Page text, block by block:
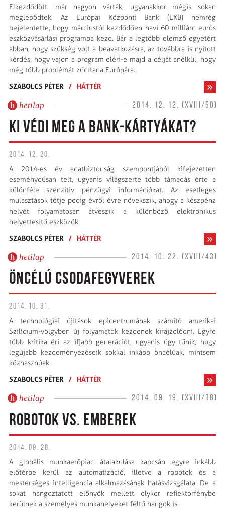
Elkezdődött: már nagyon várták, ugyanakkor mégis sokan
meglepődtek. Az Euró­pai Központi Bank (EKB) nemrég
bejelentette, hogy márciustól kezdődően havi 60 milliárd eurós
eszközvásárlási programba kezd. Bár a legtöbb elemző egyetért
abban, hogy szükség volt a beavatkozásra, az továbbra is nyitott
kérdés, hogy vajon a program eléri-e majd a célját anélkül, hogy
még több problémát zúdítana Európára.
SZABOLCS PÉTER
/ HÁTTÉR
hetilap 2014. 12. 12. (XVIII/50)
KI VÉDI MEG A BANK-KÁRTYÁKAT?
2014. 12. 20.
A 2014-es év adatbiztonság szempontjából kifejezetten
eseménydúsan telt, ugyanis világszerte több támadás érte a
különféle szenzitív pénzügyi információkat. Az esetleges
mulasztások tétje pedig évről évre növekszik, ahogy a készpénz
helyét folyamatosan átveszik a különböző elektronikus
helyettesítő eszközök.
SZABOLCS PÉTER
/ HÁTTÉR
hetilap 2014. 10. 22. (XVIII/43)
ÖNCÉLÚ CSODAFEGYVEREK
2014. 10. 31.
A technológiai újítások epicentrumának számító amerikai
Szilícium-völgyben új folyamatok kezdenek kirajzolódni. Egyre
több kritika éri az ifjabb generációt, ugyanis úgy tűnik, hogy
legújabb kezdeményezéseik sokkal inkább öncélúak, mintsem
közhasznúak.
SZABOLCS PÉTER
/ HÁTTÉR
hetilap 2014. 09. 19. (XVIII/38)
ROBOTOK VS. EMBEREK
2014. 09. 28.
A globális munkaerőpiac átalakulása kapcsán egyre inkább
előtérbe kerül az automatizáció, illetve a robotok és a
mesterséges intelligencia alkalmazásának hatásvizsgálata. De a
sokat hangoztatott előnyök mellett olykor reflektorfénybe
kerülnek a személyes munkahelyeket féltő hangok is.